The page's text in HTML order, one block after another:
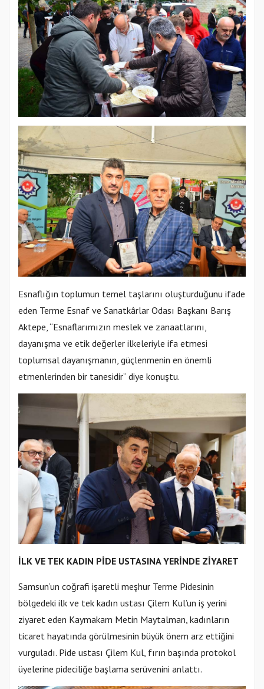
Esnaflığın toplumun temel taşlarını oluşturduğunu ifade
eden Terme Esnaf ve Sanatkârlar Odası Başkanı Barış
Aktepe, “Esnaflarımızın meslek ve zanaatlarını,
dayanışma ve etik değerler ilkeleriyle ifa etmesi
toplumsal dayanışmanın, güçlenmenin en önemli
etmenlerinden bir tanesidir” diye konuştu.
İLK VE TEK KADIN PİDE USTASINA YERİNDE ZİYARET
Samsun’un coğrafi işaretli meşhur Terme Pidesinin
bölgedeki ilk ve tek kadın ustası Çilem Kul’un iş yerini
ziyaret eden Kaymakam Metin Maytalman, kadınların
ticaret hayatında görülmesinin büyük önem arz ettiğini
vurguladı. Pide ustası Çilem Kul, fırın başında protokol
üyelerine pideciliğe başlama serüvenini anlattı.